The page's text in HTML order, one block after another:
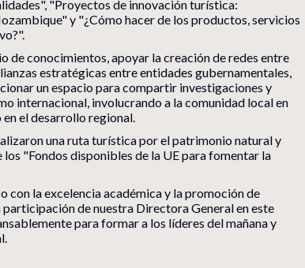
"Proyectos de innovación turística:
y "¿Cómo hacer de los productos, servicios
conocimientos, apoyar la creación de redes entre
estratégicas entre entidades gubernamentales,
un espacio para compartir investigaciones y
internacional, involucrando a la comunidad local en
el desarrollo regional.
una ruta turística por el patrimonio natural y
"Fondos disponibles de la UE para fomentar la
con la excelencia académica y la promoción de
de nuestra Directora General en este
para formar a los líderes del mañana y